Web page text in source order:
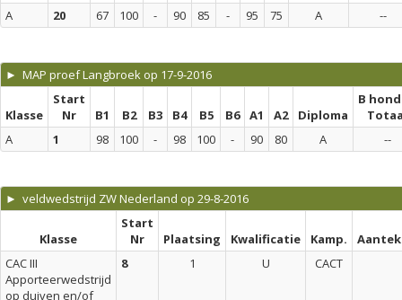
A
20 67 100 - 90 85 - 95 75 A --
► MAP proef Langbroek op 17-9-2016
Klasse
Start
Nr
B1 B2 B3 B4 B5 B6 A1 A2 Diploma
B
A
1 98 100 - 98 100 - 90 80 A --
► veldwedstrijd ZW Nederland op 29-8-2016
Klasse
Start
Nr
Plaatsing Kwalificatie Kamp.
CAC III
Apporteerwedstrijd
op duiven en/of
8 1 U CACT